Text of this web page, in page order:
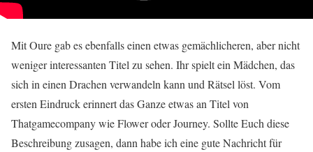
Mit Oure gab es ebenfalls einen etwas gemächlicheren, aber nicht
weniger interessanten Titel zu sehen. Ihr spielt ein Mädchen, das
sich in einen Drachen verwandeln kann und Rätsel löst. Vom
ersten Eindruck erinnert das Ganze etwas an Titel von
Thatgamecompany wie Flower oder Journey. Sollte Euch diese
Beschreibung zusagen, dann habe ich eine gute Nachricht für